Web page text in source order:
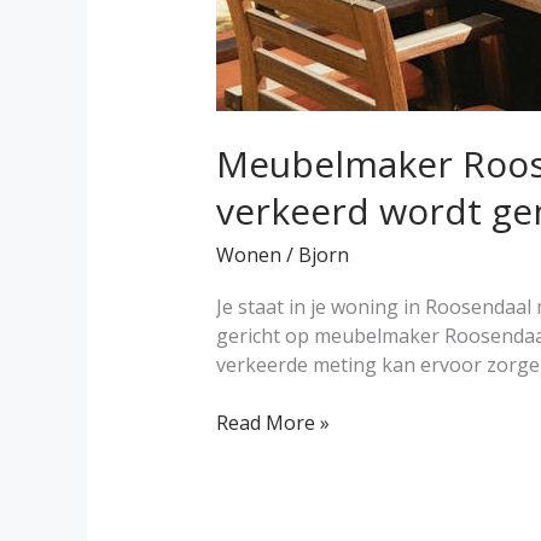
Meubelmaker
verkeerd wordt
Wonen / Bjorn
Je staat in je woning in
gericht op meubelmaker
verkeerde meting kan ervoor
gemeten?
Read More »